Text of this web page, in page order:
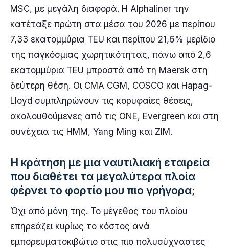
MSC, με μεγάλη διαφορά. Η Alphaliner την
κατέταξε πρώτη στα μέσα του 2026 με περίπου
7,33 εκατομμύρια TEU και περίπου 21,6% μερίδιο
της παγκόσμιας χωρητικότητας, πάνω από 2,6
εκατομμύρια TEU μπροστά από τη Maersk στη
δεύτερη θέση. Οι CMA CGM, COSCO και Hapag-
Lloyd συμπληρώνουν τις κορυφαίες θέσεις,
ακολουθούμενες από τις ONE, Evergreen και στη
συνέχεια τις HMM, Yang Ming και ZIM.
Η κράτηση με μια ναυτιλιακή εταιρεία
που διαθέτει τα μεγαλύτερα πλοία
φέρνει το φορτίο μου πιο γρήγορα;
Όχι από μόνη της. Το μέγεθος του πλοίου
επηρεάζει κυρίως το κόστος ανά
εμπορευματοκιβώτιο στις πιο πολυσύχναστες